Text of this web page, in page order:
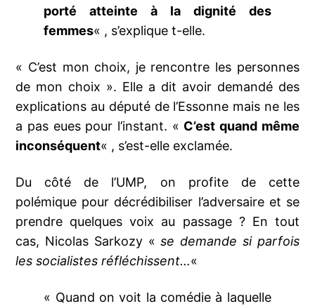
porté atteinte à la dignité des
femmes« , s’explique t-elle.
« C’est mon choix, je rencontre les personnes
de mon choix ». Elle a dit avoir demandé des
explications au député de l’Essonne mais ne les
a pas eues pour l’instant. « C’est quand même
inconséquent« , s’est-elle exclamée.
Du côté de l’UMP, on profite de cette
polémique pour décrédibiliser l’adversaire et se
prendre quelques voix au passage ? En tout
cas, Nicolas Sarkozy «se demande si parfois
les socialistes réfléchissent…«
« Quand on voit la comédie à laquelle